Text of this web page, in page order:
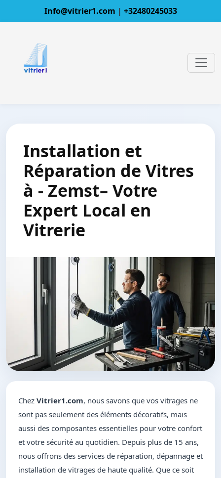
Info@vitrier1.com | +32480245033
Installation et
Réparation de Vitres
à - Zemst– Votre
Expert Local en
Vitrerie
Chez Vitrier1.com, nous savons que vos vitrages ne
sont pas seulement des éléments décoratifs, mais
aussi des composantes essentielles pour votre confort
et votre sécurité au quotidien. Depuis plus de 15 ans,
nous offrons des services de réparation, dépannage et
installation de vitrages de haute qualité. Que ce soit